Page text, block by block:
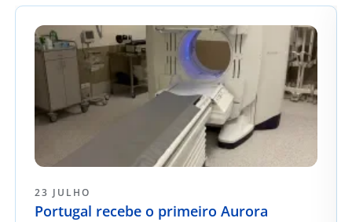
23 JULHO
Portugal recebe o primeiro Aurora